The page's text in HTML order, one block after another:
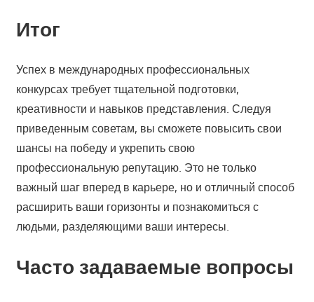
Итог
Успех в международных профессиональных
конкурсах требует тщательной подготовки,
креативности и навыков представления. Следуя
приведенным советам, вы сможете повысить свои
шансы на победу и укрепить свою
профессиональную репутацию. Это не только
важный шаг вперед в карьере, но и отличный способ
расширить ваши горизонты и познакомиться с
людьми, разделяющими ваши интересы.
Часто задаваемые вопросы